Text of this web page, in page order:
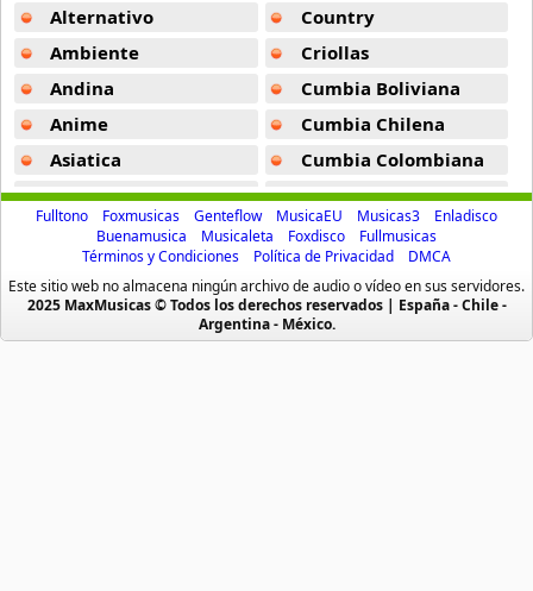
Ano Natsu De Matteru
Another
5 músicas online
Anyamaru Tantei Kiruminzuu
10 músicas online
Ao No Exorcist
39 músicas online
Alternativo
Ambiente
Andina
Anime
Asiatica
Atevip
Bachatas
Baladas
Baladas De Oro
Baladas En Ingles
Country
Criollas
Cumbia Boliviana
Cumbia Chilena
Cumbia Colombiana
Cumbia Ecuatoriana
Cumbia Mexicana
Cumbia Pop
Cumbia Surena
Cumbias
Fulltono Foxmusicas Genteflow MusicaEU Musicas3
Enladisco
Buenamusica
Musicaleta Foxdisco
Fullmusicas
Términos y Condiciones
Política de Privacidad
DMCA
Este sitio web no almacena ningún archivo de audio o vídeo en sus servidores.
2025 MaxMusicas © Todos los derechos reservados | España - Chile -
Argentina - México.